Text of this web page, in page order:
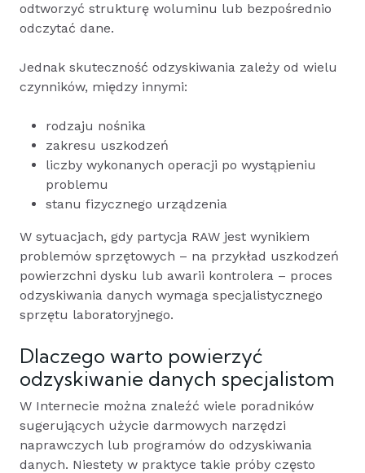
odtworzyć strukturę woluminu lub bezpośrednio
odczytać dane.
Jednak skuteczność odzyskiwania zależy od wielu
czynników, między innymi:
rodzaju nośnika
zakresu uszkodzeń
liczby wykonanych operacji po wystąpieniu
problemu
stanu fizycznego urządzenia
W sytuacjach, gdy partycja RAW jest wynikiem
problemów sprzętowych – na przykład uszkodzeń
powierzchni dysku lub awarii kontrolera – proces
odzyskiwania danych wymaga specjalistycznego
sprzętu laboratoryjnego.
Dlaczego warto powierzyć
odzyskiwanie danych specjalistom
W Internecie można znaleźć wiele poradników
sugerujących użycie darmowych narzędzi
naprawczych lub programów do odzyskiwania
danych. Niestety w praktyce takie próby często